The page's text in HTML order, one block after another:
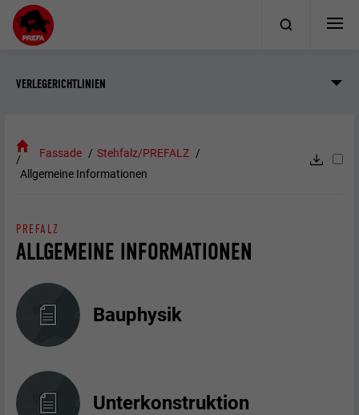
VERLEGERICHTLINIEN
Fassade
Stehfalz/PREFALZ
Allgemeine Informationen
ALLGEMEINE INFORMATIONEN
PREFALZ
Bauphysik
Unterkonstruktion